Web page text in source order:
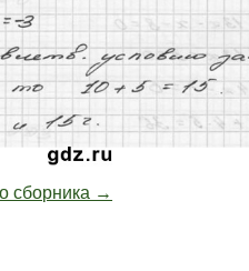
сборника →